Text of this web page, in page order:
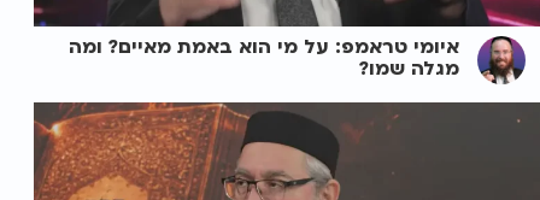
איומי טראמפ: על מי הוא באמת מאיים? ומה
מגלה שמו?